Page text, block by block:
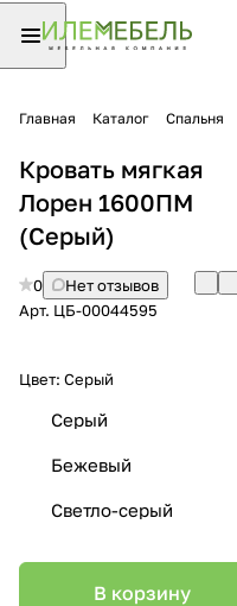
Главная Каталог Спальня
Кровать мягкая
Лорен 1600ПМ
(Серый)
0
Нет отзывов
Арт. ЦБ-00044595
Цвет: Серый
Серый
Бежевый
Светло-серый
В корзину